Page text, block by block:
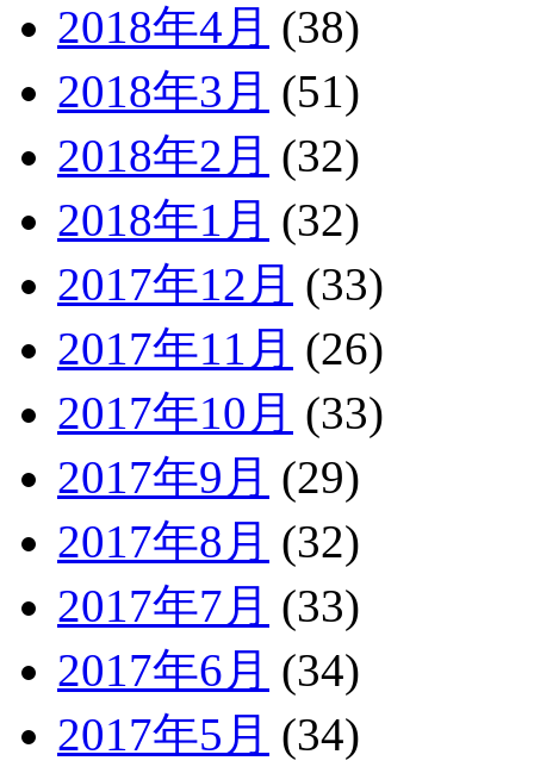
2018年4月 (38)
2018年3月 (51)
2018年2月 (32)
2018年1月 (32)
2017年12月 (33)
2017年11月 (26)
2017年10月 (33)
2017年9月 (29)
2017年8月 (32)
2017年7月 (33)
2017年6月 (34)
2017年5月 (34)